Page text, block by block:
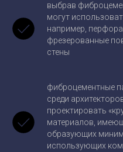
выбрав
могут
например,
фрезерованные
стены
фиброцементные
среди
проектировать
материалов,
образующих
использующих